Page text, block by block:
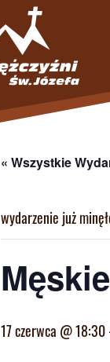
« Wszystkie
wydarzenie już
17 czerwca @ 18:30